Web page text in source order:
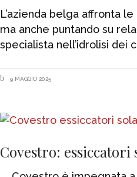
L’azienda belga affronta
ma anche puntando su
specialista nell’idrolisi dei
9 MAGGIO 2025
Covestro: